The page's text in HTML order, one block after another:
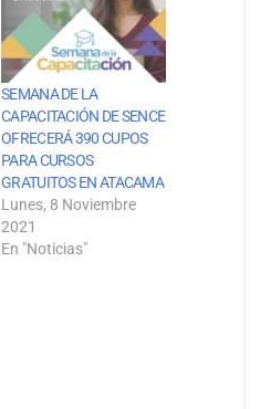
SEMANA DE LA
CAPACITACIÓN DE SENCE
OFRECERÁ 390 CUPOS
PARA CURSOS
GRATUITOS EN ATACAMA
Lunes, 8 Noviembre
2021
En "Noticias"